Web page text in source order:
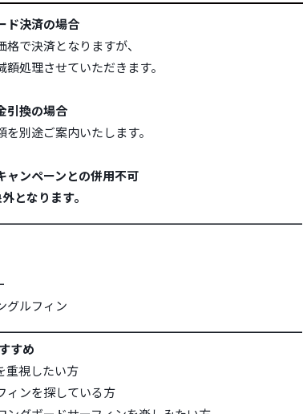
ド決済の場合
格で決済となりますが、
処理させていただきます。
引換の場合
別途ご案内いたします。
ャンペーンとの併用不可
となります。
グルフィン
すめ
重視したい方
ィンを探している方